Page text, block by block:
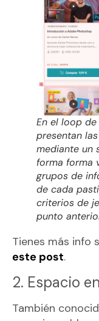
En el loop
presentan
mediante un
forma forma
grupos de
de cada
criterios de
punto
Tienes más info
este post.
2. Espacio
También